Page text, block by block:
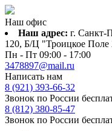
Наш офис
Наш адрес: г. Санкт-
120, Б/Ц "Троицкое Поле
Пн - Пт 09:00 - 17:00
3478897@mail.ru
Написать нам
8 (921) 393-66-32
Звонок по России
8 (812) 380-85-47
Звонок по России